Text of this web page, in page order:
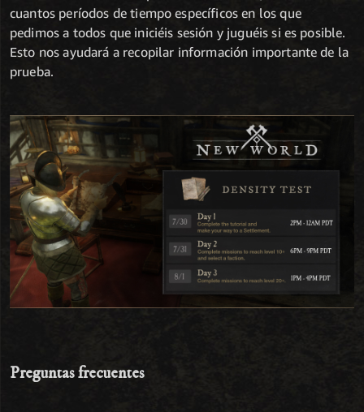
cuantos períodos de tiempo específicos en los que
pedimos a todos que iniciéis sesión y juguéis si es posible.
Esto nos ayudará a recopilar información importante de la
prueba.
Preguntas frecuentes